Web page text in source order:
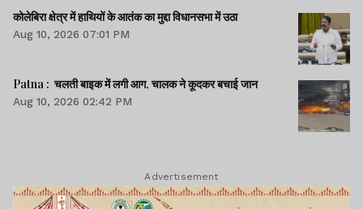
कोलेबिरा क्षेत्र में हाथियों के आतंक का मुद्दा विधानसभा में उठा
Aug 10, 2026 07:01 PM
Patna : चलती बाइक में लगी आग, चालक ने कूदकर बचाई जान
Aug 10, 2026 02:42 PM
Advertisement